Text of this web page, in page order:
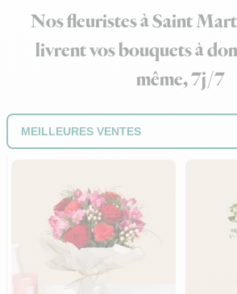
Nos fleuristes à Saint
livrent vos bouquets à
même, 7j/7